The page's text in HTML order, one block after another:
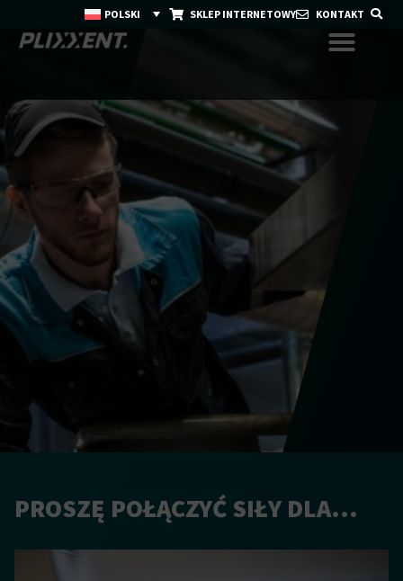
POLSKI SKLEP INTERNETOWY KONTAKT
PROSZĘ POŁĄCZYĆ SIŁY DLA...